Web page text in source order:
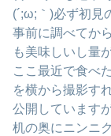
(´;ω;｀)必ず初見
事前に調べてか
も美味しいし量
ここ最近で食べ
を横から撮影す
公開しています
机の奥にニンニ